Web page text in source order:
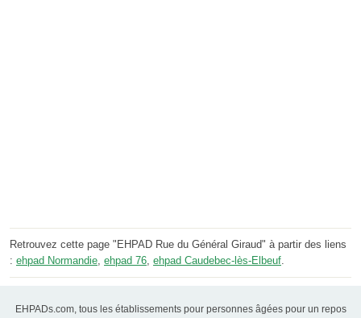
Retrouvez cette page "EHPAD Rue du Général Giraud" à partir des liens
: ehpad Normandie, ehpad 76, ehpad Caudebec-lès-Elbeuf.
EHPADs.com, tous les établissements pour personnes âgées pour un repos